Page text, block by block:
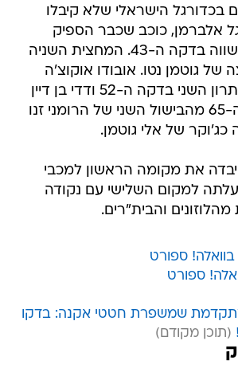
בכדורגל הישראלי שלא קיבלו
גל אלברמן, כוכב שכבר הספיק
להתבשל טוב, הישווה בדקה ה-43. המחצית השניה
של גוטמן נטו. אובודו אוקוצ'ה
כבש את שער היתרון השני בדקה ה-52 ודדי בן דיין
סגר עניין בדקה ה-65 מהבישול השני של הרומני זנו
של אלי גוטמן.
את מקומה הראשון למכבי
עלתה למקום השלישי עם נקודה
והבית"רים.
ספורט
ספורט
שמשפרת חטטי אקנה: בדקו